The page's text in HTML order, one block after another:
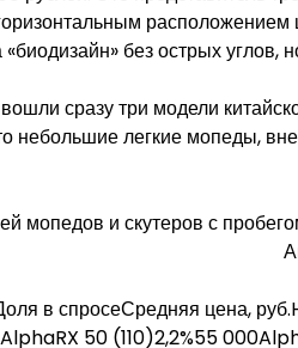
«биодизайн» без острых
сразу три модели
небольшие легкие мопеды,
мопедов и скутеров с
в спросеСредняя цена,
50 (110)2,2%55